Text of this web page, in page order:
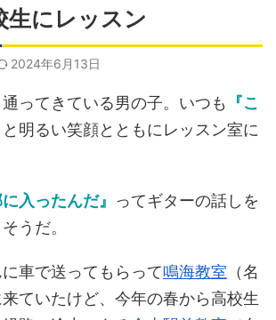
にレッスン
2024年6月13日
ってきている男の子。いつも
『こ
と明るい笑顔とともにレッスン室に
入ったんだ』 ってギターの話しを
うだ。
車で送ってもらって鳴海教室 （名
ていたけど、今年の春から高校生